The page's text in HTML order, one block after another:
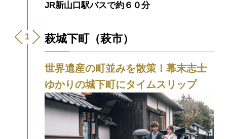
JR新山口駅バスで約６０分
萩城下町（萩市）
世界遺産の町並みを散策！幕末志士
ゆかりの城下町にタイムスリップ